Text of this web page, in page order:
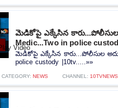
మెడికోపై ఎక్కేసిన కారు...పోలీసుల
Medic...Two in police
మెడికోపై ఎక్కేసిన కారు...పోలీసుల
police custody |10tv.....»»
CATEGORY: NEWS CHANNEL: